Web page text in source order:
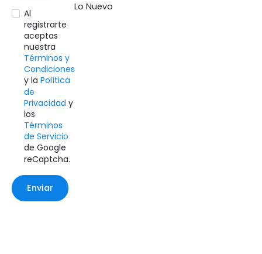
Creatividad
Deseo
Desinhibición y ambiente de fiesta adulta
Diversión social
Equilibrio
Glande y sensibilidad masculina.
Humor
Integración grupal
Integración grupal y ambiente de fiesta
Integración grupal y ambiente de fiesta.
Integración grupal y conversación entre amigos.
Intimidad en pareja
Labios externos
Al
registrarte
aceptas
nuestra
Términos y
Condiciones
y la Política
de
Privacidad y
los
Términos
de Servicio
de Google
reCaptcha.
Enviar
Lo Nuevo